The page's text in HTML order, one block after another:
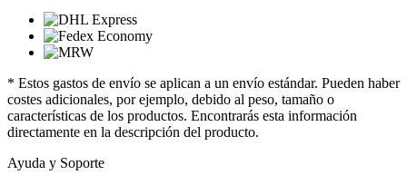
* Estos gastos de envío se aplican a un envío estándar. Pueden haber
costes adicionales, por ejemplo, debido al peso, tamaño o
características de los productos. Encontrarás esta información
directamente en la descripción del producto.
Ayuda y Soporte